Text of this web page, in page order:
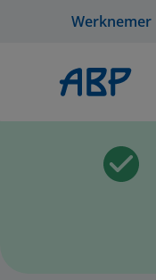
Werknemer